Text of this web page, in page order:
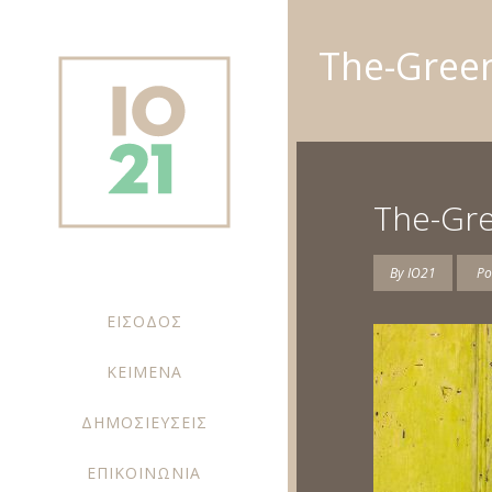
ΕΙΣΟΔΟΣ
ΚΕΙΜΕΝΑ
ΔΗΜΟΣΙΕΥΣΕΙΣ
ΕΠΙΚΟΙΝΩΝΙΑ
The-
The-
ByIO21